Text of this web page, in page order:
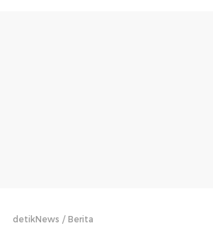
detikNews Berita